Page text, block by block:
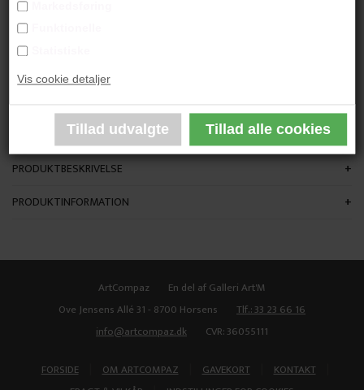
Vis cookie detaljer
"Uden Titel"
30x30 cm.
​​​​​​​Indrammet
PRODUKTBESKRIVELSE
PRODUKTINFORMATION
ArtCompaz
En del af Galleri Art'M
Ove Jensens Allé 31 - 8700 Horsens
Tlf.: 33 23 66 16
info@artcompaz.dk
CVR: 36055111
FORSIDE OM ARTCOMPAZ GAVEKORT KONTAKT